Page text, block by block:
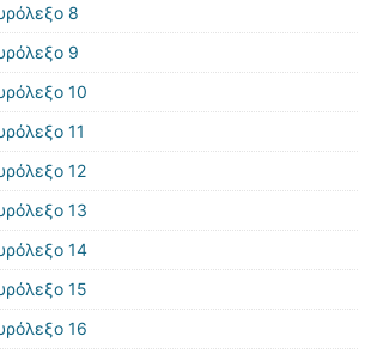
8
9
10
11
12
13
14
15
16